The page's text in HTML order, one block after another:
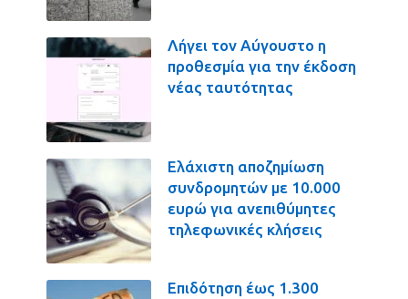
Λήγει τον Αύγουστο η
προθεσμία για την έκδοση
νέας ταυτότητας
Ελάχιστη αποζημίωση
συνδρομητών με 10.000
ευρώ για ανεπιθύμητες
τηλεφωνικές κλήσεις
Επιδότηση έως 1.300